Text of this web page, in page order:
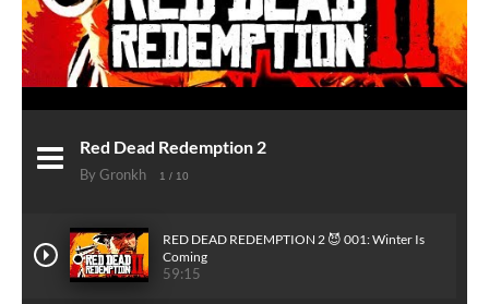
Red Dead Redemption 2
By Gronkh 1 / 10
RED DEAD REDEMPTION 2 😈 001: Winter Is
Coming
59:15